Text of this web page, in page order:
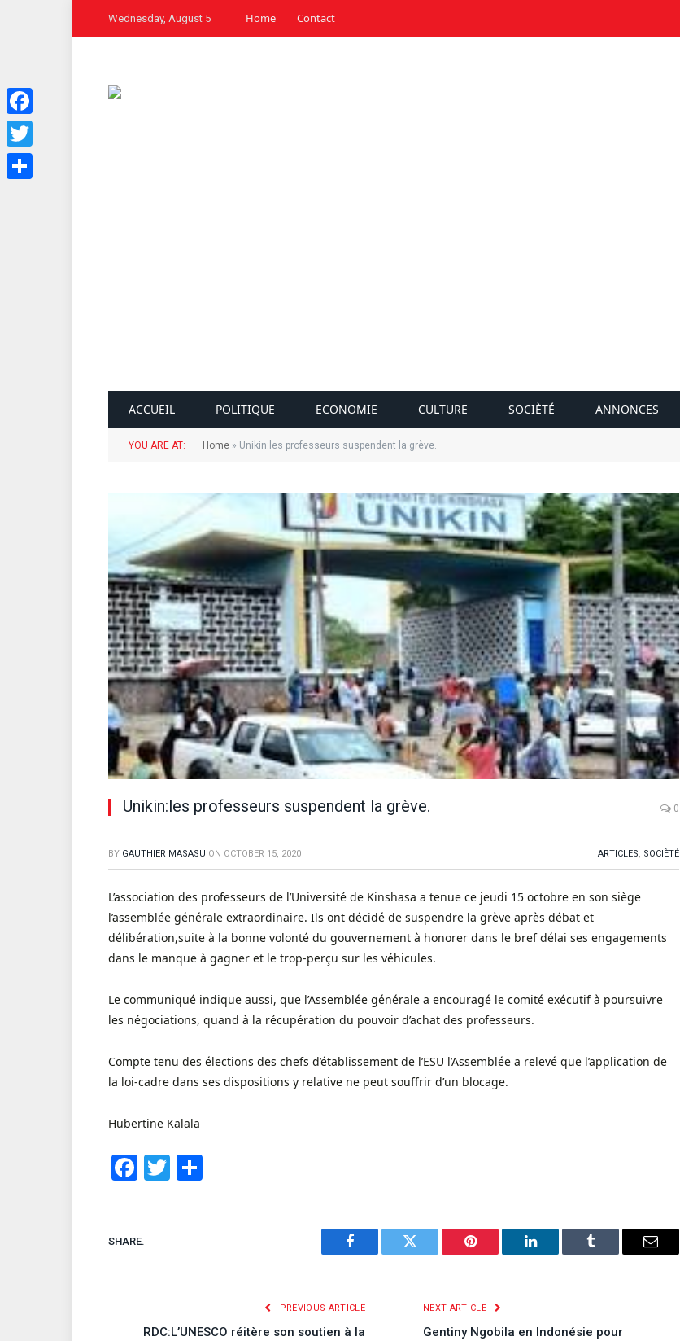
Wednesday, August 5 Home Contact
ACCUEIL POLITIQUE ECONOMIE CULTURE SOCIÈTÉ ANNONCES
YOU ARE AT: Home » Unikin:les professeurs suspendent la grève.
Unikin:les professeurs suspendent la grève. 0
BY GAUTHIER MASASU ON OCTOBER 15, 2020 ARTICLES, SOCIÈTÉ
L’association des professeurs de l’Université de Kinshasa a tenue ce jeudi 15 octobre en son siège
l’assemblée générale extraordinaire. Ils ont décidé de suspendre la grève après débat et
délibération,suite à la bonne volonté du gouvernement à honorer dans le bref délai ses engagements
dans le manque à gagner et le trop-perçu sur les véhicules.
Le communiqué indique aussi, que l’Assemblée générale a encouragé le comité exécutif à poursuivre
les négociations, quand à la récupération du pouvoir d’achat des professeurs.
Compte tenu des élections des chefs d’établissement de l’ESU l’Assemblée a relevé que l’application de
la loi-cadre dans ses dispositions y relative ne peut souffrir d’un blocage.
Hubertine Kalala
Facebook
Twitter
SHARE.
Facebook Twitter Pinterest LinkedIn Tumblr Email
PREVIOUS ARTICLE
RDC:L’UNESCO réitère son soutien à la
NEXT ARTICLE
Gentiny Ngobila en Indonésie pour
Facebook
Twitter